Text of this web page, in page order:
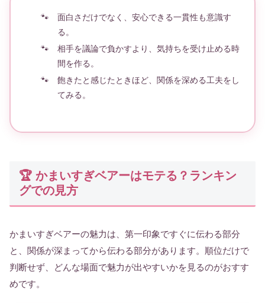
面白さだけでなく、安心できる一貫性も意識す
る。
相手を議論で負かすより、気持ちを受け止める時
間を作る。
飽きたと感じたときほど、関係を深める工夫をし
てみる。
🏆 かまいすぎベアーはモテる？ランキン
グでの見方
かまいすぎベアーの魅力は、第一印象ですぐに伝わる部分
と、関係が深まってから伝わる部分があります。順位だけで
判断せず、どんな場面で魅力が出やすいかを見るのがおすす
めです。